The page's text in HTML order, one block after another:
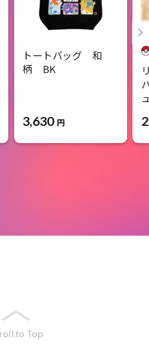
トートバッグ 和
柄 BK
3,630 円
to Top